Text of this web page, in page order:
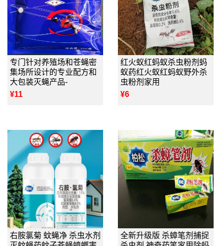
专门针对养殖场和苍蝇密
集场所设计的专业配方和
大包装灭蝇产品-
¥11
红火蚁红蚂蚁杀虫粉剂蚂
蚁药红火蚁红蚂蚁野外杀
虫粉剂家用
¥6
右胺氯菊 蚊蝇净 杀虫水剂
全新升级版 杀蟑笔剂捕捉